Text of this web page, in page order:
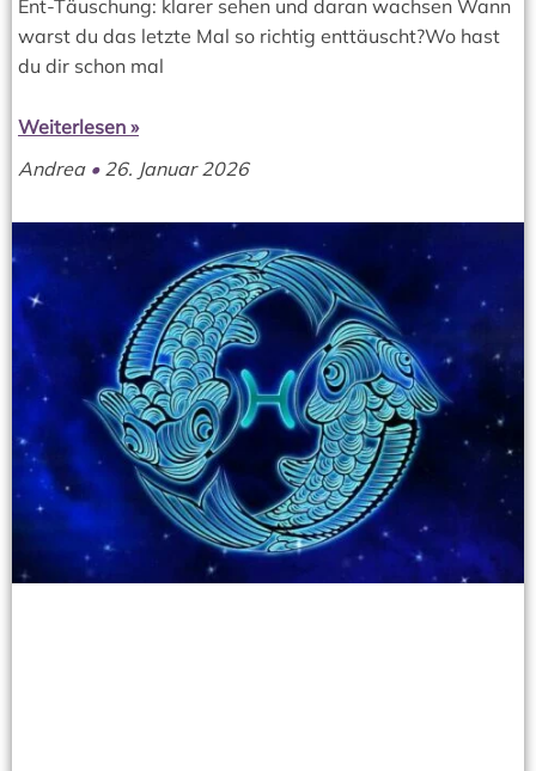
Ent-Täuschung: klarer sehen und daran wachsen Wann
warst du das letzte Mal so richtig enttäuscht?Wo hast
du dir schon mal
Weiterlesen »
Andrea 26. Januar 2026